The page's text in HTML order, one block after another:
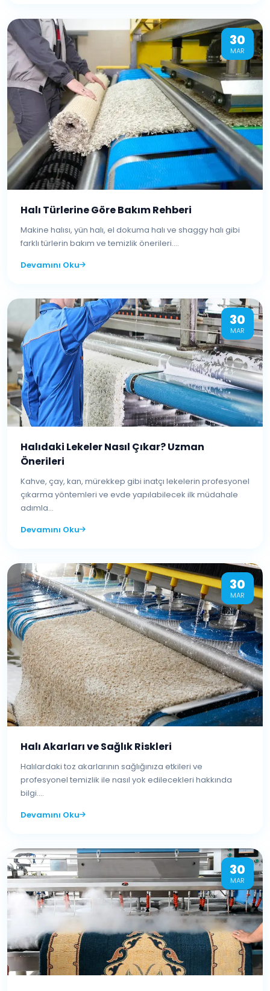
30
MAR
Halı Türlerine Göre Bakım Rehberi
Makine halısı, yün halı, el dokuma halı ve shaggy halı gibi
farklı türlerin bakım ve temizlik önerileri....
Devamını Oku
30
MAR
Halıdaki Lekeler Nasıl Çıkar? Uzman
Önerileri
Kahve, çay, kan, mürekkep gibi inatçı lekelerin profesyonel
çıkarma yöntemleri ve evde yapılabilecek ilk müdahale
adımla...
Devamını Oku
30
MAR
Halı Akarları ve Sağlık Riskleri
Halılardaki toz akarlarının sağlığınıza etkileri ve
profesyonel temizlik ile nasıl yok edilecekleri hakkında
bilgi....
Devamını Oku
30
MAR